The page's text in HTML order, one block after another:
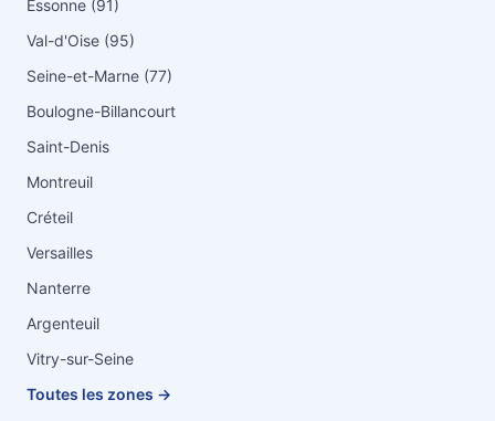
Essonne (91)
Val-d'Oise (95)
Seine-et-Marne (77)
Boulogne-Billancourt
Saint-Denis
Montreuil
Créteil
Versailles
Nanterre
Argenteuil
Vitry-sur-Seine
Toutes les zones →